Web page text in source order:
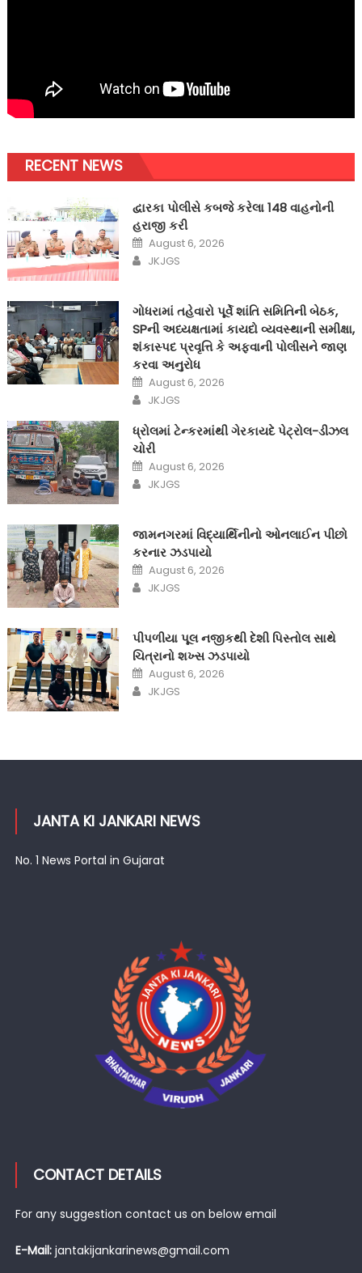
RECENT NEWS
દ્વારકા પોલીસે કબજે કરેલા 148 વાહનોની
હરાજી કરી
Posted
on
August 6, 2026
Author
JKJGS
ગોધરામાં તહેવારો પૂર્વે શાંતિ સમિતિની બેઠક,
SPની અધ્યક્ષતામાં કાયદો વ્યવસ્થાની સમીક્ષા,
શંકાસ્પદ પ્રવૃત્તિ કે અફવાની પોલીસને જાણ
કરવા અનુરોધ
Posted
on
August 6, 2026
Author
JKJGS
ધ્રોલમાં ટેન્કરમાંથી ગેરકાયદે પેટ્રોલ-ડીઝલ
ચોરી
Posted
on
August 6, 2026
Author
JKJGS
જામનગરમાં વિદ્યાર્થિનીનો ઓનલાઈન પીછો
કરનાર ઝડપાયો
Posted
on
August 6, 2026
Author
JKJGS
પીપળીયા પૂલ નજીકથી દેશી પિસ્તોલ સાથે
ચિત્રાનો શખ્સ ઝડપાયો
Posted
on
August 6, 2026
Author
JKJGS
JANTA KI JANKARI NEWS
No. 1 News Portal in Gujarat
CONTACT DETAILS
For any suggestion contact us on below email
E-Mail: jantakijankarinews@gmail.com